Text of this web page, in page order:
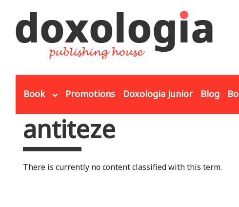
Book Promotions Doxologia Junior Blog
You are here
antiteze
There is currently no content classified with this term.